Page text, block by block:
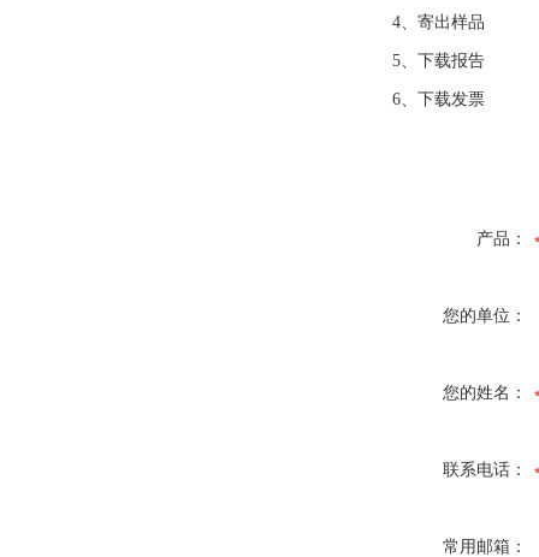
4、寄出样品
5、下载报告
6、下载发票
产品：
您的单位：
您的姓名：
联系电话：
常用邮箱：